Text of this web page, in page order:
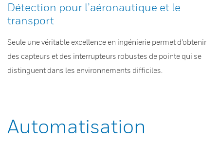
Détection pour l’aéronautique et le
transport
Seule une véritable excellence en ingénierie permet d’obtenir
des capteurs et des interrupteurs robustes de pointe qui se
distinguent dans les environnements difficiles.
Automatisation